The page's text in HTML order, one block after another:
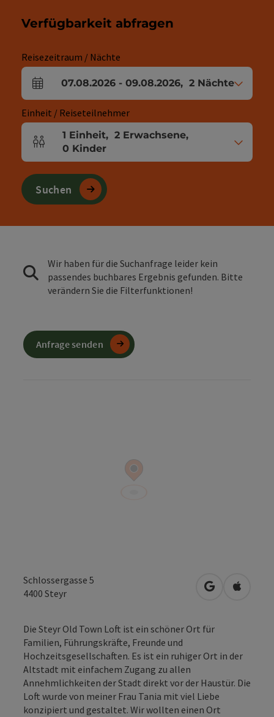
Schlossergasse 5
4400 Steyr in Google
in
Die Steyr Old Town Loft ist ein schöner Ort für
Familien, Führungskräfte, Freunde und
Hochzeitsgesellschaften. Es ist ein ruhiger Ort in der
Altstadt mit einfachem Zugang zu allen
Annehmlichkeiten der Stadt direkt vor der Haustür. Die
Loft wurde von meiner Frau Tania mit viel Liebe
konzipiert und gestaltet. Wir wollten einen Ort
Verfügbarkeit abfragen
Reisezeitraum / Nächte
An- und Abreisefelder
07.08.2026 - 09.08.2026, 2 Nächte
Einheit / Reiseteilnehmer
Einheitenanzahl und Personenfelder
1 Einheit, 2 Erwachsene,
0 Kinder
Suchen
Wir haben für die Suchanfrage leider kein
passendes buchbares Ergebnis gefunden. Bitte
verändern Sie die Filterfunktionen!
Anfrage senden